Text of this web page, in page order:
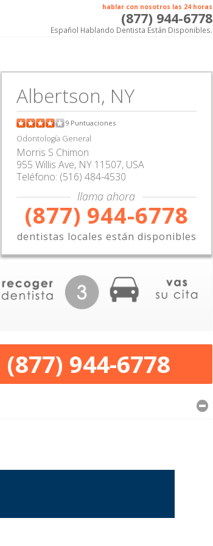
hablar con nosotros las 24 horas
(877) 944-6778
Español Hablando Dentista Están Disponibles.
Albertson, NY
9 Puntuaciones
Odontología General
Morris S Chimon
955 Willis Ave, NY 11507, USA
Teléfono: (516) 484-4530
llama ahora
(877) 944-6778
dentistas locales están disponibles
(877) 944-6778